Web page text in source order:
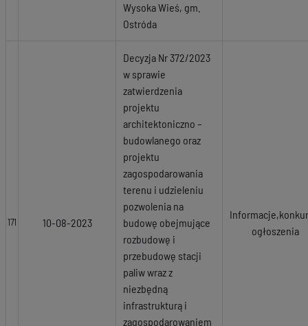
Wysoka Wieś, gm.
Ostróda
171 10-08-2023
Decyzja Nr 372/2023
w sprawie
zatwierdzenia
projektu
architektoniczno –
budowlanego oraz
projektu
zagospodarowania
terenu i udzieleniu
pozwolenia na
budowę obejmujące
rozbudowę i
przebudowę stacji
paliw wraz z
niezbędną
infrastrukturą i
zagospodarowaniem
ogłoszenia